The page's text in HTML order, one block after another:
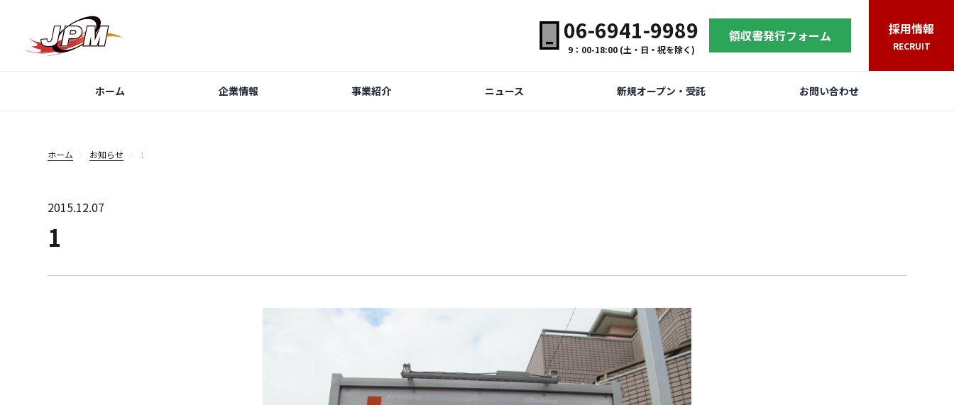
06-6941-9989
9：00-18:00 (土・日・祝を除く)
領収書発行フォーム 採用情報
RECRUIT
ホーム 企業情報 事業紹介 ニュース 新規オープン・受託 お問い合わせ
ホーム お知らせ 1
2015.12.07
1